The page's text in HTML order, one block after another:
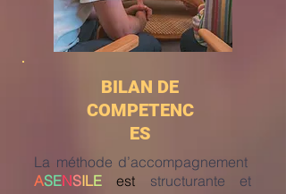
BILAN DE
COMPETENC
ES
La méthode d’accompagnement
ASENSILE est
structurante et